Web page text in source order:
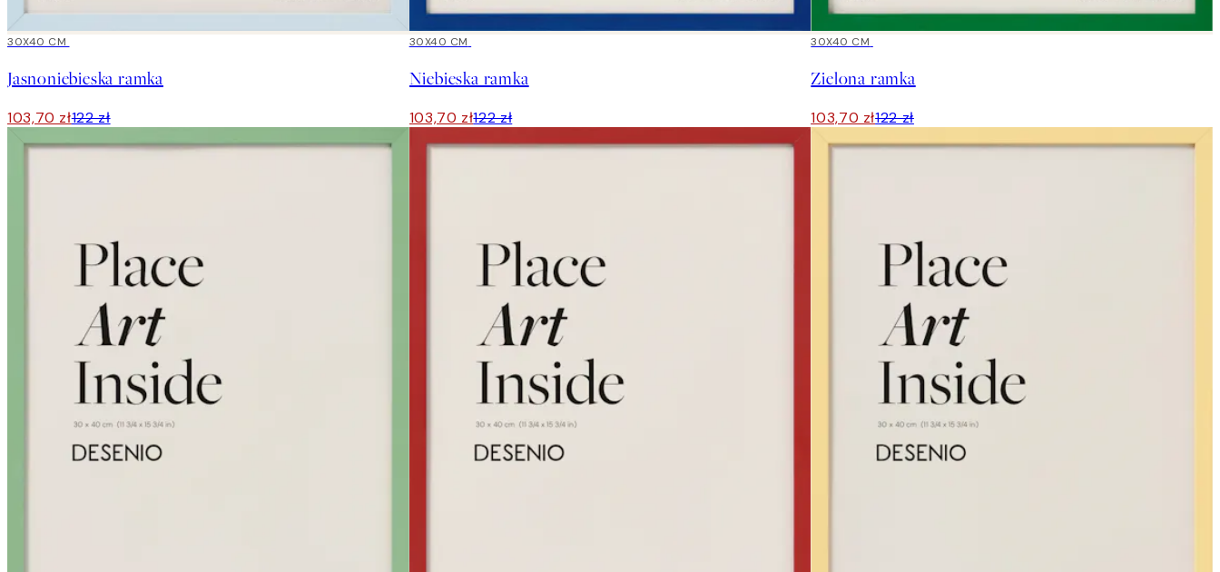
15%*
30X40 CM
Jasnoniebieska ramka
103,70 zł122 zł
15%*
30X40 CM
Niebieska ramka
103,70 zł122 zł
15%*
30X40 CM
Zielona ramka
103,70 zł122 zł